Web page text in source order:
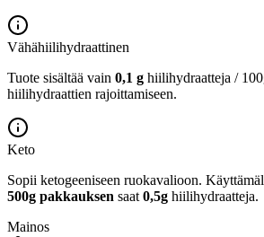
Vähähiilihydraattinen
Tuote sisältää vain 0,1 g hiilihydraatteja /
hiilihydraattien rajoittamiseen.
Keto
Sopii ketogeeniseen ruokavalioon.
500g pakkauksen saat 0,5g hiilihydraatteja.
Mainos